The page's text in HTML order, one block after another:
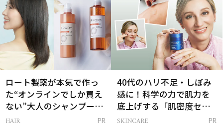
ロート製薬が本気で作っ
た“オンラインでしか買え
ない”大人のシャンプー＆
トリートメントって？
HAIR PR
40代のハリ不足・しぼみ
感に！科学の力で肌力を
底上げする「肌密度セラ
ム」
SKINCARE PR